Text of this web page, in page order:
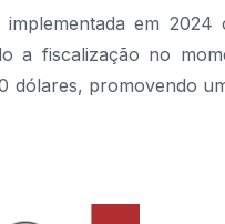
em
a fiscalização no
dólares, promovendo